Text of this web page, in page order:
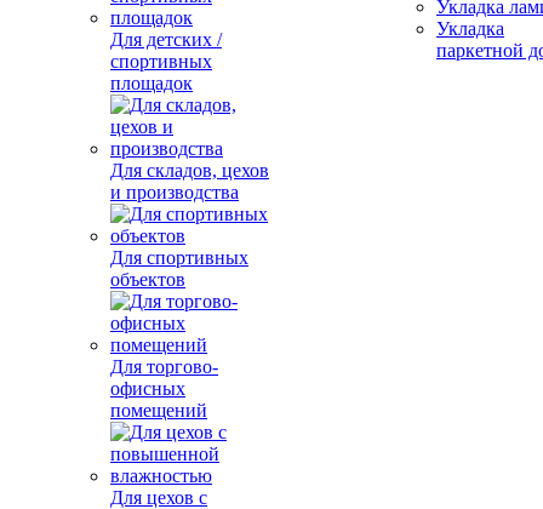
Для детских /
спортивных
площадок
Для складов, цехов
и производства
Для спортивных
объектов
Для торгово-
офисных
помещений
Для цехов с
Укладка
Укладка
паркетной